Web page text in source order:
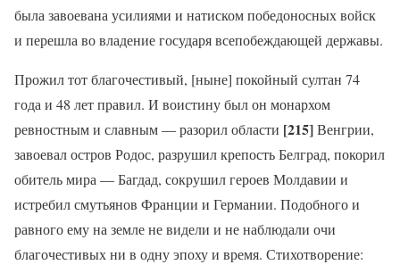
была завоевана усилиями и натиском победоносных войск
и перешла во владение государя всепобеждающей державы.
Прожил тот благочестивый, [ныне] покойный султан 74
года и 48 лет правил. И воистину был он монархом
ревностным и славным — разорил области [215]Венгрии,
завоевал остров Родос, разрушил крепость Белград, покорил
обитель мира — Багдад, сокрушил героев Молдавии и
истребил смутьянов Франции и Германии. Подобного и
равного ему на земле не видели и не наблюдали очи
благочестивых ни в одну эпоху и время. Стихотворение: